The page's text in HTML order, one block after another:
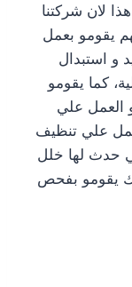
لان شركتنا
يقومو بعمل
و استبدال
كما يقومو
العمل علي
علي تنظيف
حدث لها خلل
يقومو بفحص